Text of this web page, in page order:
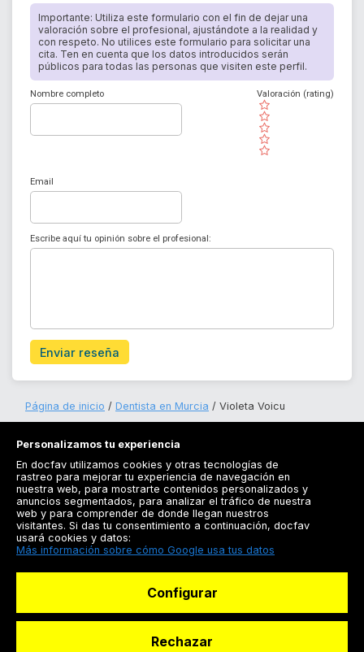
Importante: Utiliza este formulario con el fin de dejar una
valoración sobre el profesional, ajustándote a la realidad y
con respeto. No utilices este formulario para solicitar una
cita. Ten en cuenta que los datos introducidos serán
públicos para todas las personas que visiten este perfil.
Nombre completo
( )
( )
( )
( )
( )
Valoración (rating)
Email
Escribe aquí tu opinión sobre el profesional:
Enviar reseña
Página de inicio Dentista en Murcia Violeta Voicu
Registrarse
Docfav
Personalizamos tu experiencia
En docfav utilizamos cookies y otras tecnologías de
rastreo para mejorar tu experiencia de navegación en
nuestra web, para mostrarte contenidos personalizados y
anuncios segmentados, para analizar el tráfico de nuestra
web y para comprender de donde llegan nuestros
visitantes. Si das tu consentimiento a continuación, docfav
usará cookies y datos:
Más información sobre cómo Google usa tus datos
Configurar
Rechazar